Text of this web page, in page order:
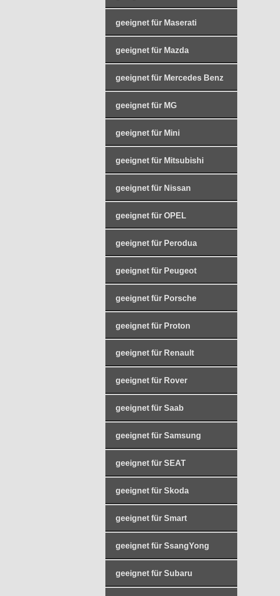
geeignet für Maserati
geeignet für Mazda
geeignet für Mercedes Benz
geeignet für MG
geeignet für Mini
geeignet für Mitsubishi
geeignet für Nissan
geeignet für OPEL
geeignet für Perodua
geeignet für Peugeot
geeignet für Porsche
geeignet für Proton
geeignet für Renault
geeignet für Rover
geeignet für Saab
geeignet für Samsung
geeignet für SEAT
geeignet für Skoda
geeignet für Smart
geeignet für SsangYong
geeignet für Subaru